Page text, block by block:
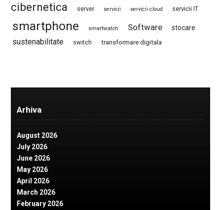
cibernetica
server servicii servicii cloud servicii IT
smartphone smartwatch Software stocare
sustenabilitate switch transformare digitala
Arhiva
August 2026
July 2026
June 2026
May 2026
April 2026
March 2026
February 2026